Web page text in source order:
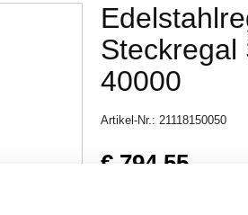
Steckregal
40000
Artikel-Nr.: 21118150050
€ 794,55